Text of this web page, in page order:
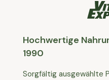
Hochwertige
1990
Sorgfältig ausgewählte